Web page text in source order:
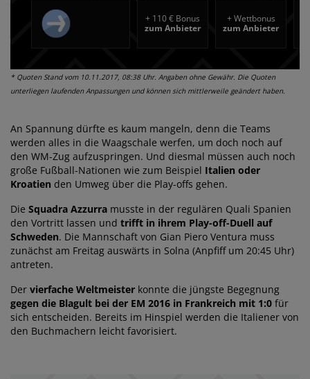
+ 110 € Bonus
zum Anbieter
+ Wettbonus
zum Anbieter
* Quoten Stand vom 10.11.2017, 08:38 Uhr. Angaben ohne Gewähr. Die Quoten
unterliegen laufenden Anpassungen und können sich mittlerweile geändert haben.
An Spannung dürfte es kaum mangeln, denn die Teams
werden alles in die Waagschale werfen, um doch noch auf
den WM-Zug aufzuspringen. Und diesmal müssen auch noch
große Fußball-Nationen wie zum Beispiel Italien oder
Kroatien den Umweg über die Play-offs gehen.
Die Squadra Azzurra musste in der regulären Quali Spanien
den Vortritt lassen und trifft in ihrem Play-off-Duell auf
Schweden. Die Mannschaft von Gian Piero Ventura muss
zunächst am Freitag auswärts in Solna (Anpfiff um 20:45 Uhr)
antreten.
Der vierfache Weltmeister konnte die jüngste Begegnung
gegen die Blagult bei der EM 2016 in Frankreich mit 1:0 für
sich entscheiden. Bereits im Hinspiel werden die Italiener von
den Buchmachern leicht favorisiert.